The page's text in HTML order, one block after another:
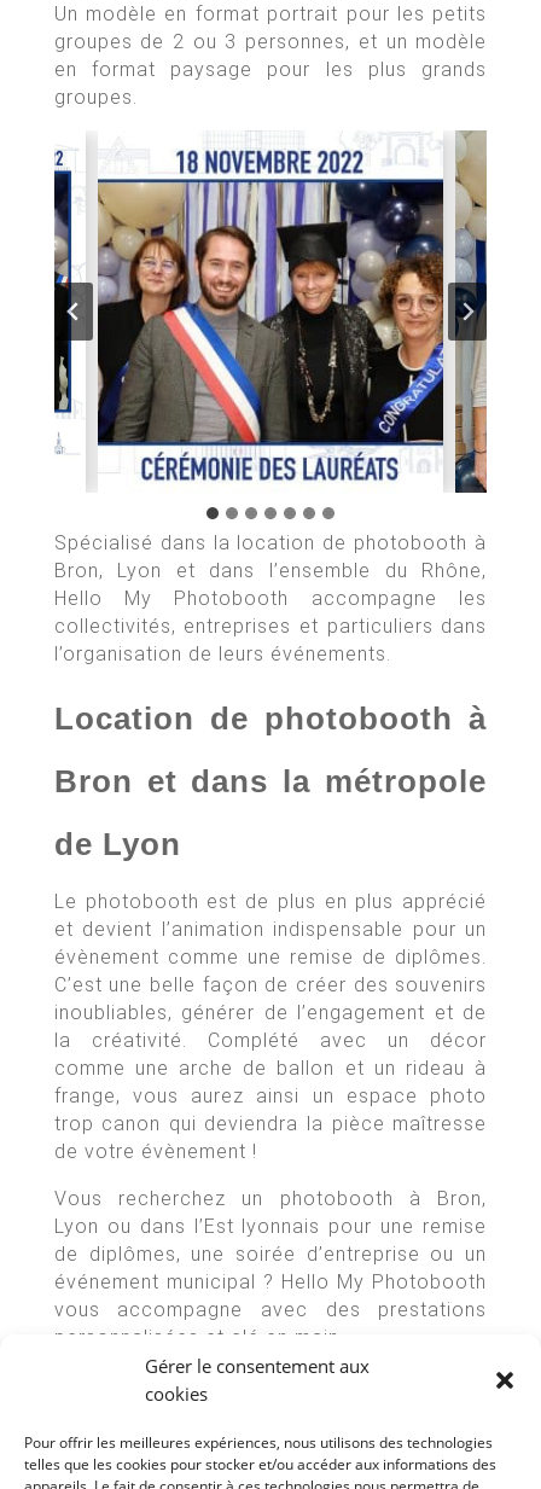
Gérer le consentement aux
cookies
Pour offrir les meilleures expériences, nous utilisons des technologies
telles que les cookies pour stocker et/ou accéder aux informations des
Un modèle en format portrait pour les petits
groupes de 2 ou 3 personnes, et un modèle
en format paysage pour les plus grands
groupes.
Spécialisé dans la location de photobooth à
Bron, Lyon et dans l’ensemble du Rhône,
Hello My Photobooth accompagne les
collectivités, entreprises et particuliers dans
l’organisation de leurs événements.
Location de photobooth à
Bron et dans la métropole
de Lyon
Le photobooth est de plus en plus apprécié
et devient l’animation indispensable pour un
évènement comme une remise de diplômes.
C’est une belle façon de créer des souvenirs
inoubliables, générer de l’engagement et de
la créativité. Complété avec un décor
comme une arche de ballon et un rideau à
frange, vous aurez ainsi un espace photo
trop canon qui deviendra la pièce maîtresse
de votre évènement !
Vous recherchez un photobooth à Bron,
Lyon ou dans l’Est lyonnais pour une remise
de diplômes, une soirée d’entreprise ou un
événement municipal ? Hello My Photobooth
vous accompagne avec des prestations
personnalisées et clé en main.
Suivez-nous sur les réseaux